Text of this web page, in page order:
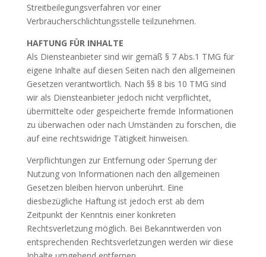
Streitbeilegungsverfahren vor einer
Verbraucherschlichtungsstelle teilzunehmen.
HAFTUNG FÜR INHALTE
Als Diensteanbieter sind wir gemäß § 7 Abs.1 TMG für
eigene Inhalte auf diesen Seiten nach den allgemeinen
Gesetzen verantwortlich. Nach §§ 8 bis 10 TMG sind
wir als Diensteanbieter jedoch nicht verpflichtet,
übermittelte oder gespeicherte fremde Informationen
zu überwachen oder nach Umständen zu forschen, die
auf eine rechtswidrige Tätigkeit hinweisen.
Verpflichtungen zur Entfernung oder Sperrung der
Nutzung von Informationen nach den allgemeinen
Gesetzen bleiben hiervon unberührt. Eine
diesbezügliche Haftung ist jedoch erst ab dem
Zeitpunkt der Kenntnis einer konkreten
Rechtsverletzung möglich. Bei Bekanntwerden von
entsprechenden Rechtsverletzungen werden wir diese